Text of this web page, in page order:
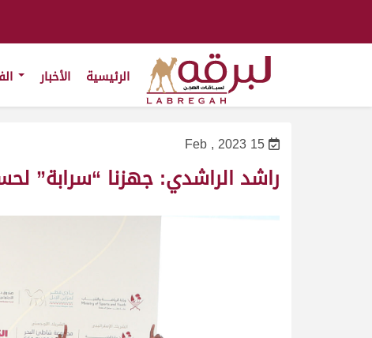
الرئيسية الأخبار
15 Feb , 2023
راشد الراشدي: جهزنا “سرابة”